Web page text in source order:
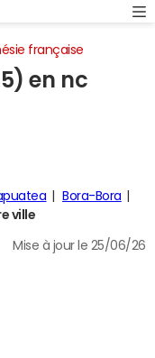
française
en nc
Bora-Bora
ville
Mise à jour le 25/06/26